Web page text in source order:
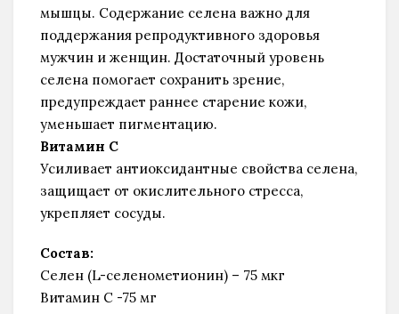
мышцы. Содержание селена важно для
поддержания репродуктивного здоровья
мужчин и женщин. Достаточный уровень
селена помогает сохранить зрение,
предупреждает раннее старение кожи,
уменьшает пигментацию.
Витамин С
Усиливает антиоксидантные свойства селена,
защищает от окислительного стресса,
укрепляет сосуды.
Состав:
Селен (L-селенометионин) – 75 мкг
Витамин С -75 мг